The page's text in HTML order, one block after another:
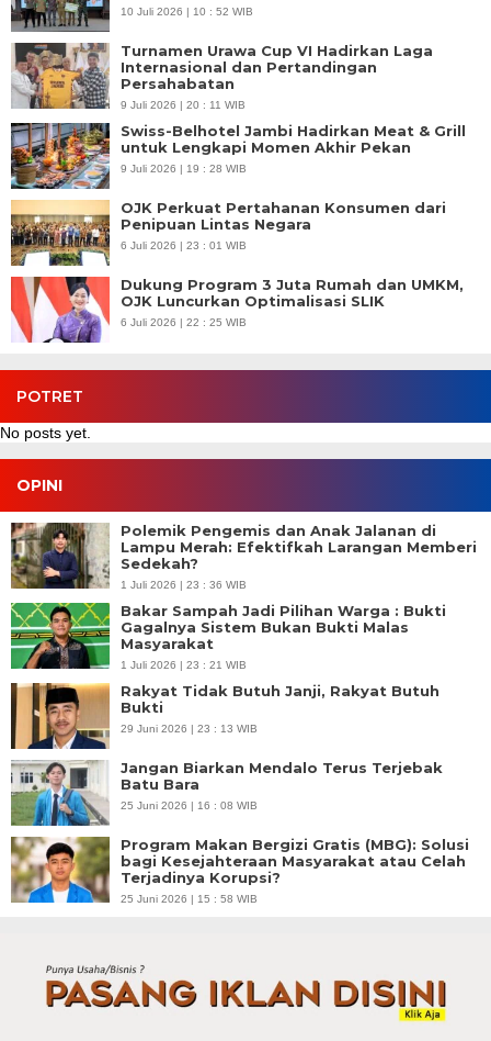
10 Juli 2026 | 10 : 52 WIB
Turnamen Urawa Cup VI Hadirkan Laga
Internasional dan Pertandingan
Persahabatan
9 Juli 2026 | 20 : 11 WIB
Swiss-Belhotel Jambi Hadirkan Meat & Grill
untuk Lengkapi Momen Akhir Pekan
9 Juli 2026 | 19 : 28 WIB
OJK Perkuat Pertahanan Konsumen dari
Penipuan Lintas Negara
6 Juli 2026 | 23 : 01 WIB
Dukung Program 3 Juta Rumah dan UMKM,
OJK Luncurkan Optimalisasi SLIK
6 Juli 2026 | 22 : 25 WIB
POTRET
No posts yet.
OPINI
Polemik Pengemis dan Anak Jalanan di
Lampu Merah: Efektifkah Larangan Memberi
Sedekah?
1 Juli 2026 | 23 : 36 WIB
Bakar Sampah Jadi Pilihan Warga : Bukti
Gagalnya Sistem Bukan Bukti Malas
Masyarakat
1 Juli 2026 | 23 : 21 WIB
Rakyat Tidak Butuh Janji, Rakyat Butuh
Bukti
29 Juni 2026 | 23 : 13 WIB
Jangan Biarkan Mendalo Terus Terjebak
Batu Bara
25 Juni 2026 | 16 : 08 WIB
Program Makan Bergizi Gratis (MBG): Solusi
bagi Kesejahteraan Masyarakat atau Celah
Terjadinya Korupsi?
25 Juni 2026 | 15 : 58 WIB